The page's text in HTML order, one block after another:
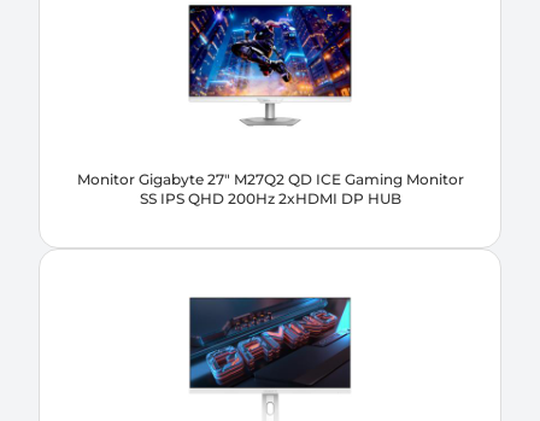
Monitor Gigabyte 27" M27Q2 QD ICE Gaming Monitor
SS IPS QHD 200Hz 2xHDMI DP HUB